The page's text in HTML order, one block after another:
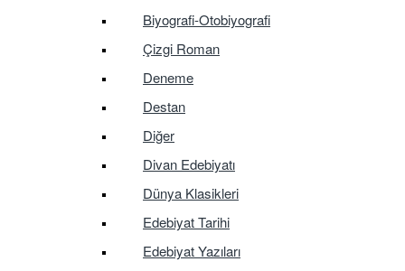
Biyografi-Otobiyografi
Çizgi Roman
Deneme
Destan
Diğer
Divan Edebiyatı
Dünya Klasikleri
Edebiyat Tarihi
Edebiyat Yazıları